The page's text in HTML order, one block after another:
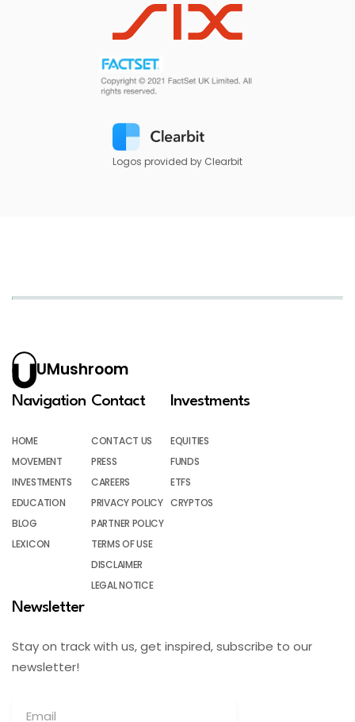
Logos provided by Clearbit
UMushroom
Navigation
HOME
MOVEMENT
INVESTMENTS
EDUCATION
BLOG
LEXICON
Contact
CONTACT US
PRESS
CAREERS
PRIVACY POLICY
PARTNER POLICY
TERMS OF USE
DISCLAIMER
LEGAL NOTICE
Investments
EQUITIES
FUNDS
ETFS
CRYPTOS
Newsletter
Stay on track with us, get inspired, subscribe to our
newsletter!